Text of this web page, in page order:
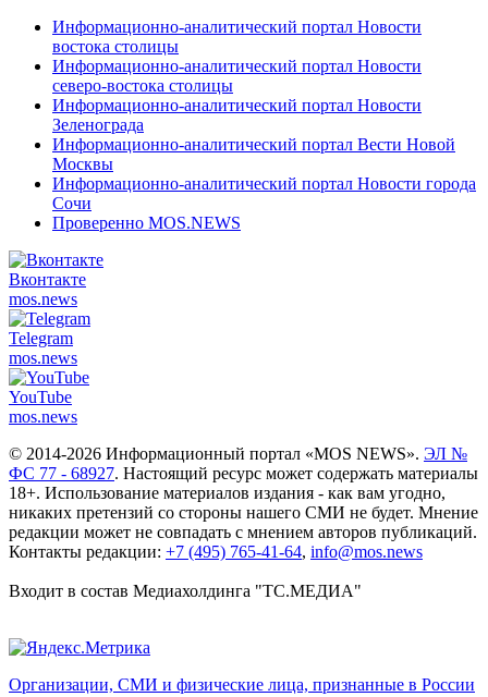
Информационно-аналитический портал Новости
востока столицы
Информационно-аналитический портал Новости
северо-востока столицы
Информационно-аналитический портал Новости
Зеленограда
Информационно-аналитический портал Вести Новой
Москвы
Информационно-аналитический портал Новости города
Сочи
Проверенно MOS.NEWS
Вконтакте
mos.news
Telegram
mos.news
YouTube
mos.news
© 2014-2026 Информационный портал «MOS NEWS». ЭЛ №
ФС 77 - 68927. Настоящий ресурс может содержать материалы
18+. Использование материалов издания - как вам угодно,
никаких претензий со стороны нашего СМИ не будет. Мнение
редакции может не совпадать с мнением авторов публикаций.
Контакты редакции: +7 (495) 765-41-64, info@mos.news
Входит в состав Медиахолдинга "ТС.МЕДИА"
Организации, СМИ и физические лица, признанные в России